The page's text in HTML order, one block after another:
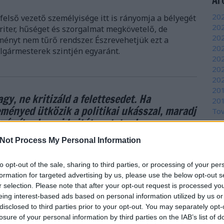
Process My Personal Information
opt-out of the sale, sharing to third parties, or processing of your
for targeted advertising by us, please use the below opt-out
selection. Please note that after your opt-out request is processed
interest-based ads based on personal information utilized by us
to third parties prior to your opt-out. You may separately
of your personal information by third parties on the IAB’s list of
vezető személyisége itt is rányomja a bélyegét
hűséget és szorgalmat megkövetelő, de
nem tűrő rendszer. Észrevehetjük ezt a
szintjén egyaránt.
ne kritizáld a felettesedet. Ha
ütközik a politikai ukásszal, maradj
majd ajtót mutatunk.
belülről megütni kritikus hangokat a
Így járt Pokorni, Lázár, Navracsics, és a 1998-
Azóta az udvartartás száz százalékig
pártkatonákkal töltődött fel.
is. A fideszes önkormányzati képviselők